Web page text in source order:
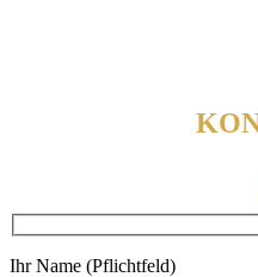
Ihr Name (Pflichtfeld)